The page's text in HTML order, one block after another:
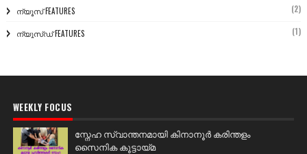
ന്യൂസ് FEATURES (2)
ന്യൂസ്ഡ് FEATURES (1)
WEEKLY FOCUS
സ്നേഹ സ്വാന്തനമായി കിനാനൂർ കരിന്തളം
സൈനിക കൂട്ടായ്മ